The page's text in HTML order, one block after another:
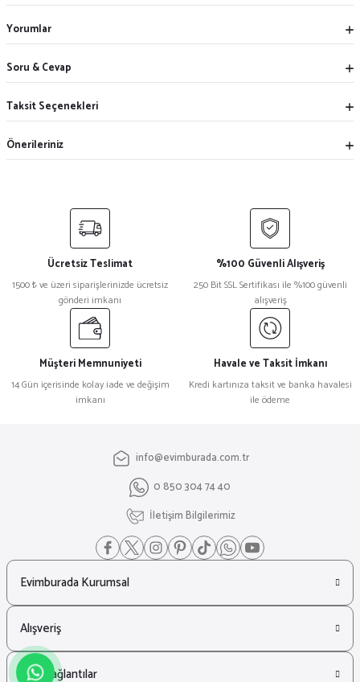
Yorumlar
Soru & Cevap
Taksit Seçenekleri
Önerileriniz
Ücretsiz Teslimat
1500 ₺ ve üzeri siparişlerinizde ücretsiz
gönderi imkanı
%100 Güvenli Alışveriş
250 Bit SSL Sertifikası ile %100 güvenli
alışveriş
Müşteri Memnuniyeti
14 Gün içerisinde kolay iade ve değişim
imkanı
Havale ve Taksit İmkanı
Kredi kartınıza taksit ve banka havalesi
ile ödeme
info@evimburada.com.tr
0 850 304 74 40
İletişim Bilgilerimiz
Evimburada Kurumsal
Alışveriş
Hızlı Bağlantılar